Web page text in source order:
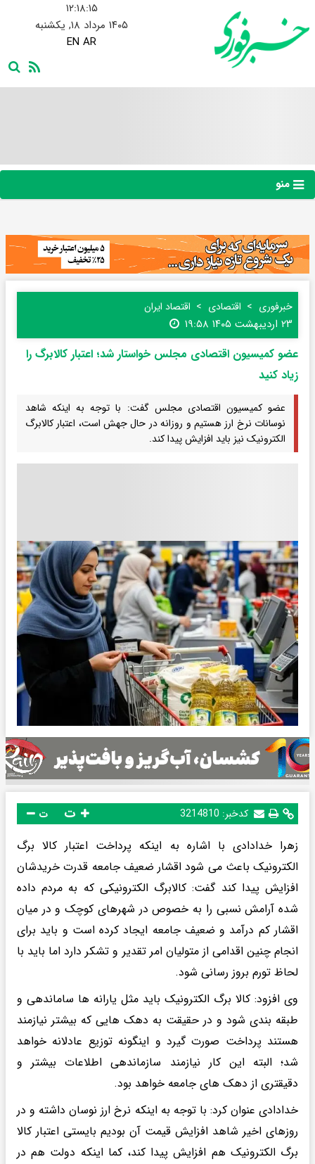
۱۲:۱۸:۱۵
۱۴۰۵ مرداد ۱۸, یکشنبه
EN AR
منو
خبرفوری اقتصادی اقتصاد ایران
۲۳ اردیبهشت ۱۴۰۵ ۱۹:۵۸
عضو کمیسیون اقتصادی مجلس خواستار شد؛ اعتبار کالابرگ را
زیاد کنید
عضو کمیسیون اقتصادی مجلس گفت: با توجه به اینکه شاهد
نوسانات نرخ ارز هستیم و روزانه در حال جهش است، اعتبار کالابرگ
الکترونیک نیز باید افزایش پیدا کند.
کدخبر: 3214810 ت
زهرا خدادادی با اشاره به اینکه پرداخت اعتبار کالا برگ
الکترونیک باعث می شود اقشار ضعیف جامعه قدرت خریدشان
افزایش پیدا کند گفت: کالابرگ الکترونیکی که به مردم داده
شده آرامش نسبی را به خصوص در شهرهای کوچک و در میان
اقشار کم درآمد و ضعیف جامعه ایجاد کرده است و باید برای
انجام چنین اقدامی از متولیان امر تقدیر و تشکر دارد اما باید با
لحاظ تورم بروز رسانی شود.
وی افزود: کالا برگ الکترونیک باید مثل یارانه ها ساماندهی و
طبقه بندی شود و در حقیقت به دهک هایی که بیشتر نیازمند
هستند پرداخت صورت گیرد و اینگونه توزیع عادلانه خواهد
شد؛ البته این کار نیازمند سازماندهی اطلاعات بیشتر و
دقیقتری از دهک های جامعه خواهد بود.
خدادادی عنوان کرد: با توجه به اینکه نرخ ارز نوسان داشته و در
روزهای اخیر شاهد افزایش قیمت آن بودیم بایستی اعتبار کالا
برگ الکترونیک هم افزایش پیدا کند، کما اینکه دولت هم در